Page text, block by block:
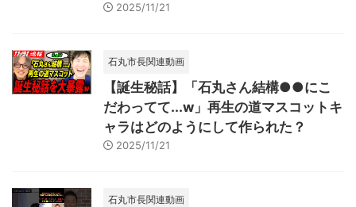
2025/11/21
石丸市長関連動画
【誕生秘話】「石丸さん結構●●にこ
だわってて...w」再生の道マスコットキ
ャラはどのようにして作られた？
2025/11/21
石丸市長関連動画